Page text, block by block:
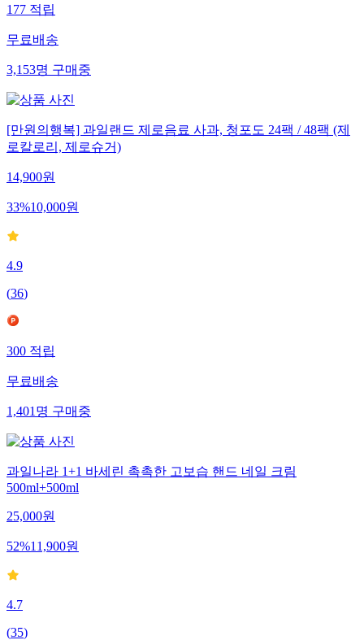
177적립
무료배송
3,153명구매중
[만원의행복] 과일랜드 제로음료 사과, 청포도 24팩 / 48팩 (제
로칼로리, 제로슈거)
14,900원
33%10,000원
4.9
(36)
300적립
무료배송
1,401명구매중
과일나라 1+1 바세린 촉촉한 고보습 핸드 네일 크림
500ml+500ml
25,000원
52%11,900원
4.7
(35)